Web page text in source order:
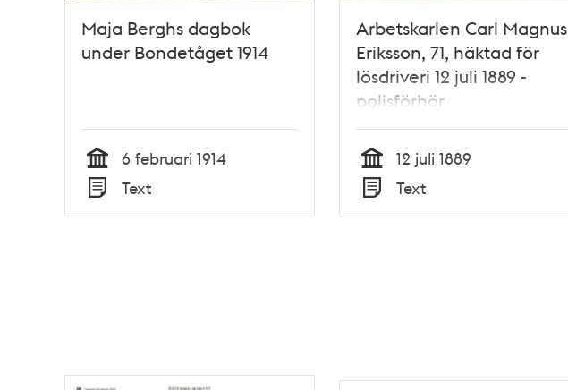
Maja Berghs dagbok
under Bondetåget 1914
Tid
6 februari 1914
Typ
Text
Arbetskarlen Carl Magnus
Eriksson, 71, häktad för
lösdriveri 12 juli 1889 -
polisförhör
Tid
12 juli 1889
Typ
Text